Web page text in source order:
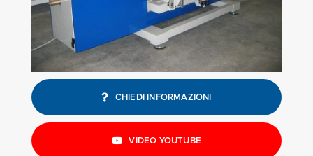
CHIEDI INFORMAZIONI
VIDEO YOUTUBE